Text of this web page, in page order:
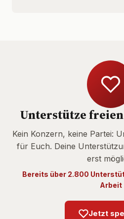
Unterstütze
Kein Konzern, keine Partei:
für Euch. Deine
erst
Bereits über 2.800
Arbeit
Jetzt